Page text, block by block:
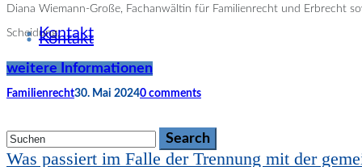
Kontakt
Kontakt
Diana Wiemann-Große, Fachanwältin für Familienrecht und Erbrecht
Scheidung.
weitere Informationen
Familienrecht30. Mai 20240 comments
Was passiert im Falle der Trennung mit der